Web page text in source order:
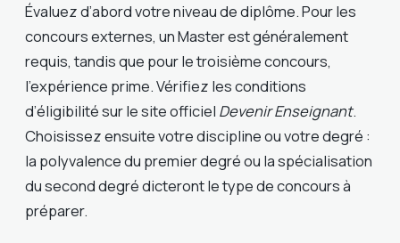
Évaluez d’abord votre niveau de diplôme. Pour les
concours externes, un Master est généralement
requis, tandis que pour le troisième concours,
l’expérience prime. Vérifiez les conditions
d’éligibilité sur le site officiel Devenir Enseignant.
Choisissez ensuite votre discipline ou votre degré :
la polyvalence du premier degré ou la spécialisation
du second degré dicteront le type de concours à
préparer.